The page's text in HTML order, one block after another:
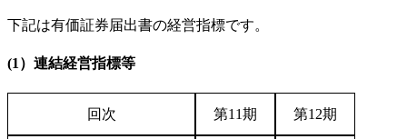
下記は有価証券届出書の経営指標です。
(1）連結経営指標等
回次 第11期 第12期